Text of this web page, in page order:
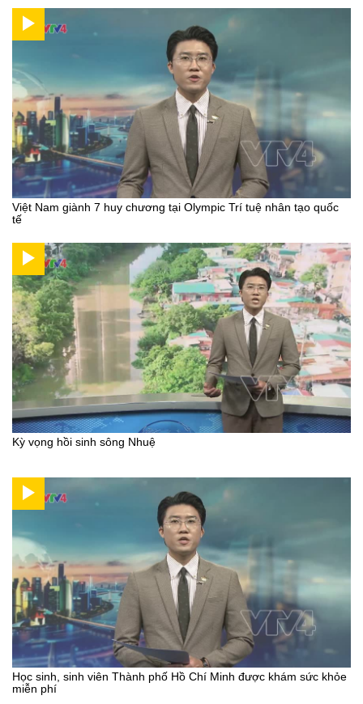
Việt Nam giành 7 huy chương tại Olympic Trí tuệ nhân tạo quốc
tế
Kỳ vọng hồi sinh sông Nhuệ
Học sinh, sinh viên Thành phố Hồ Chí Minh được khám sức khỏe
miễn phí